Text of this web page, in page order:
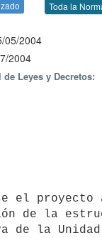
Toda la
05/2004
2004
Leyes y Decretos:
de la
de la